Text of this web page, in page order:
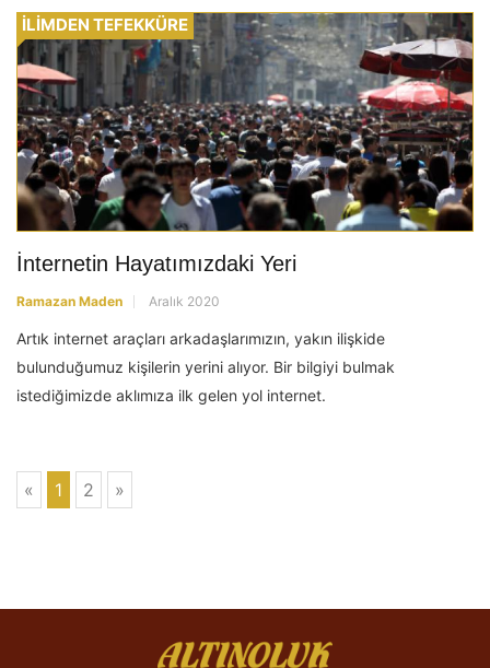
İLİMDEN TEFEKKÜRE
İnternetin Hayatımızdaki Yeri
Ramazan Maden Aralık 2020
Artık internet araçları arkadaşlarımızın, yakın ilişkide
bulunduğumuz kişilerin yerini alıyor. Bir bilgiyi bulmak
istediğimizde aklımıza ilk gelen yol internet.
« 1 2 »